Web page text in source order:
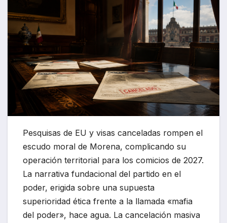
Pesquisas de EU y visas canceladas rompen el
escudo moral de Morena, complicando su
operación territorial para los comicios de 2027.
La narrativa fundacional del partido en el
poder, erigida sobre una supuesta
superioridad ética frente a la llamada «mafia
del poder», hace agua. La cancelación masiva